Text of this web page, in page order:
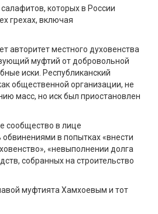
которых в России
грехах, включая
авторитет местного духовенства
муфтий от добровольной
иски. Республиканский
общественной организации, не
масс, но иск был приостановлен
сообщество в лице
в попытках «внести
«невыполнении долга
собранных на строительство
муфтията Хамхоевым и тот